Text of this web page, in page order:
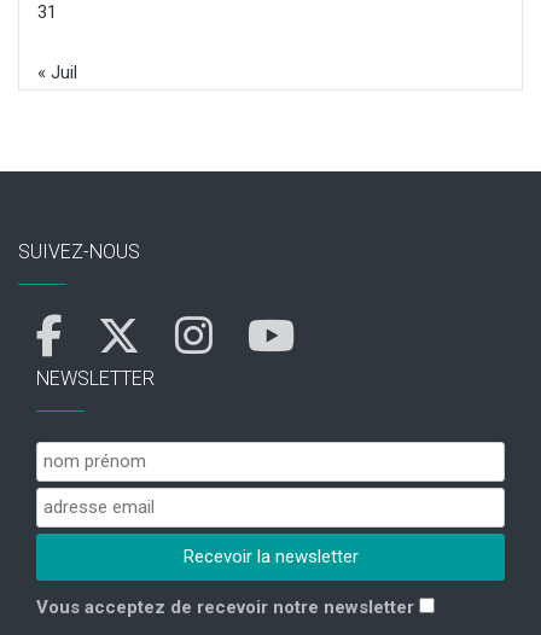
31
« Juil
SUIVEZ-NOUS
NEWSLETTER
Vous acceptez de recevoir notre newsletter